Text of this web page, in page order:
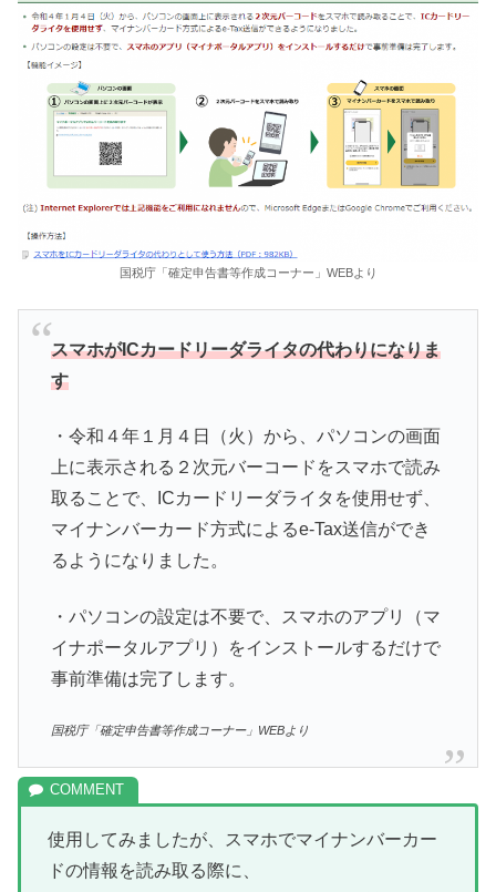
国税庁「確定申告書等作成コーナー」WEBより
スマホがICカードリーダライタの代わりになりま
す
・令和４年１月４日（火）から、パソコンの画面
上に表示される２次元バーコードをスマホで読み
取ることで、ICカードリーダライタを使用せず、
マイナンバーカード方式によるe-Tax送信ができ
るようになりました。
・パソコンの設定は不要で、スマホのアプリ（マ
イナポータルアプリ）をインストールするだけで
事前準備は完了します。
国税庁「確定申告書等作成コーナー」WEBより
使用してみましたが、スマホでマイナンバーカー
ドの情報を読み取る際に、